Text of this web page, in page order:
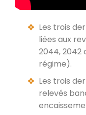
Les trois
liées aux
2044, 2042
régime).
Les trois
relevés